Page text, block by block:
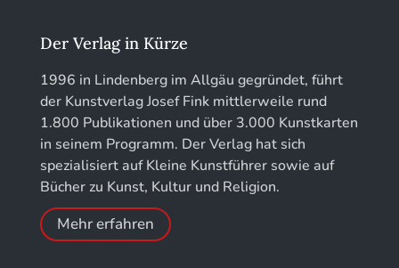
Jahrbuch des Landkreises Lindau
Jahresschriften der DGC Deutsche Gesellschaft
für Chronometrie
Jahrbuch der Stiftung Thüringer Schlösser und
Gärten
Der Verlag in Kürze
1996 in Lindenberg im Allgäu gegründet, führt
der Kunstverlag Josef Fink mittlerweile rund
1.800 Publikationen und über 3.000 Kunstkarten
in seinem Programm. Der Verlag hat sich
spezialisiert auf Kleine Kunstführer sowie auf
Bücher zu Kunst, Kultur und Religion.
Mehr erfahren